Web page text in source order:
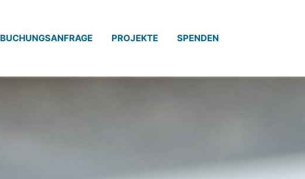
BUCHUNGSANFRAGE PROJEKTE SPENDEN